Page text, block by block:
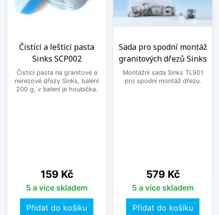
Čistící a leštící pasta
Sinks SCP002
Čistící pasta na granitové a
nerezové dřezy Sinks, balení
200 g, v balení je houbička.
Cena
159 Kč
5 a více skladem
Přidat do košíku
Sada pro spodní montáž
granitových dřezů Sinks
Montážní sada Sinks TL901
pro spodní montáž dřezu.
Cena
579 Kč
5 a více skladem
Přidat do košíku